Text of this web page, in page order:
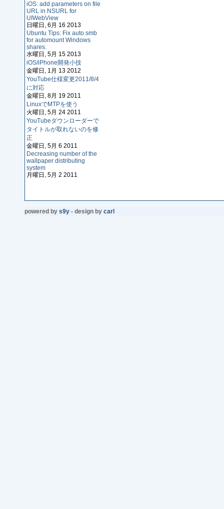
iOS: add parameters on file
URL in NSURL for
UIWebView
日曜日, 6月 16 2013
Ubuntu Tips: Fix auto.smb
for automount Windows
shares.
水曜日, 5月 15 2013
iOS/iPhone開発小技
金曜日, 1月 13 2012
YouTube仕様変更2011/8/4
に対応
金曜日, 8月 19 2011
LinuxでMTPを使う
火曜日, 5月 24 2011
YouTubeダウンローダーで
タイトルが取れないのを修
正
金曜日, 5月 6 2011
Decreasing number of the
wallpaper distributing
system
月曜日, 5月 2 2011
powered by s9y - design by carl